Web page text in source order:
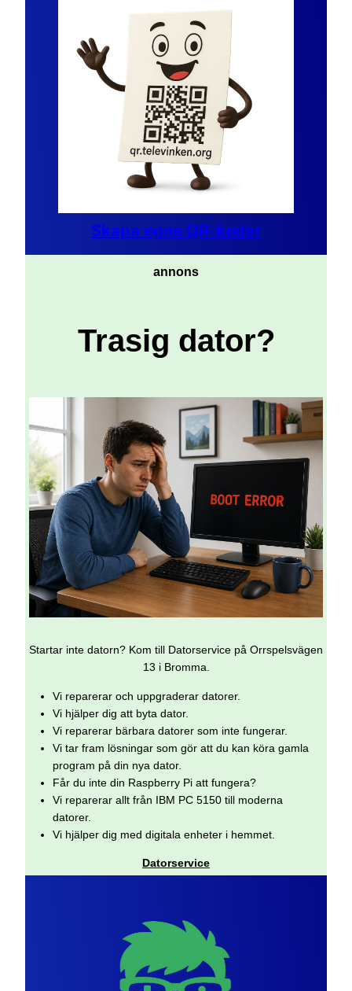
Skapa egna QR-koder
annons
Trasig dator?
Startar inte datorn? Kom till Datorservice på Orrspelsvägen
13 i Bromma.
Vi reparerar och uppgraderar datorer.
Vi hjälper dig att byta dator.
Vi reparerar bärbara datorer som inte fungerar.
Vi tar fram lösningar som gör att du kan köra gamla
program på din nya dator.
Får du inte din Raspberry Pi att fungera?
Vi reparerar allt från IBM PC 5150 till moderna
datorer.
Vi hjälper dig med digitala enheter i hemmet.
Datorservice